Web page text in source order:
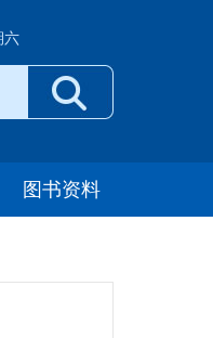
六
图书资料